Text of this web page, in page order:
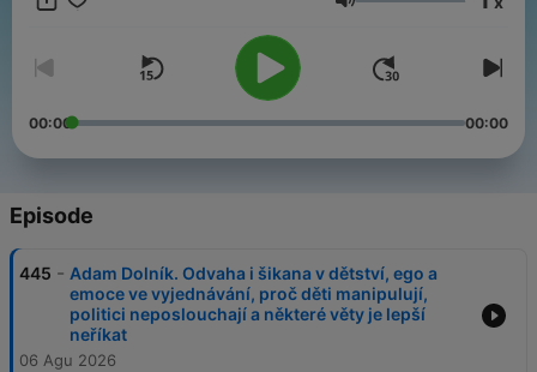
Volume
00:00 00:00
Episode
445 - Adam Dolník. Odvaha i šikana v dětství, ego a
emoce ve vyjednávání, proč děti manipulují,
politici neposlouchají a některé věty je lepší
neříkat
06 Agu 2026